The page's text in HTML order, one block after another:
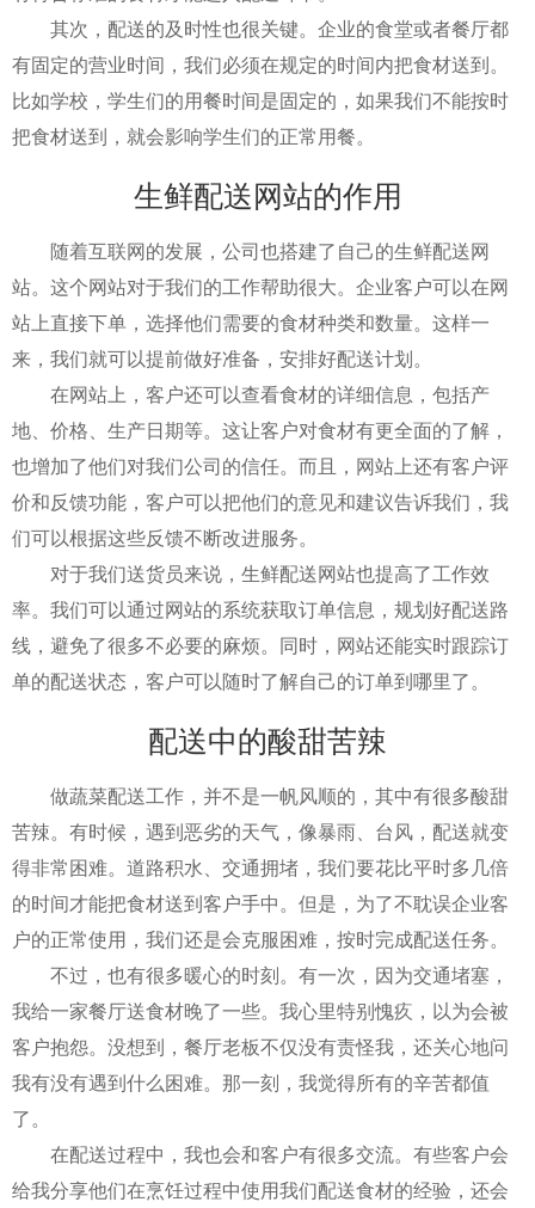
其次，配送的及时性也很关键。企业的食堂或者餐厅都
有固定的营业时间，我们必须在规定的时间内把食材送到。
比如学校，学生们的用餐时间是固定的，如果我们不能按时
把食材送到，就会影响学生们的正常用餐。
生鲜配送网站的作用
随着互联网的发展，公司也搭建了自己的生鲜配送网
站。这个网站对于我们的工作帮助很大。企业客户可以在网
站上直接下单，选择他们需要的食材种类和数量。这样一
来，我们就可以提前做好准备，安排好配送计划。
在网站上，客户还可以查看食材的详细信息，包括产
地、价格、生产日期等。这让客户对食材有更全面的了解，
也增加了他们对我们公司的信任。而且，网站上还有客户评
价和反馈功能，客户可以把他们的意见和建议告诉我们，我
们可以根据这些反馈不断改进服务。
对于我们送货员来说，生鲜配送网站也提高了工作效
率。我们可以通过网站的系统获取订单信息，规划好配送路
线，避免了很多不必要的麻烦。同时，网站还能实时跟踪订
单的配送状态，客户可以随时了解自己的订单到哪里了。
配送中的酸甜苦辣
做蔬菜配送工作，并不是一帆风顺的，其中有很多酸甜
苦辣。有时候，遇到恶劣的天气，像暴雨、台风，配送就变
得非常困难。道路积水、交通拥堵，我们要花比平时多几倍
的时间才能把食材送到客户手中。但是，为了不耽误企业客
户的正常使用，我们还是会克服困难，按时完成配送任务。
不过，也有很多暖心的时刻。有一次，因为交通堵塞，
我给一家餐厅送食材晚了一些。我心里特别愧疚，以为会被
客户抱怨。没想到，餐厅老板不仅没有责怪我，还关心地问
我有没有遇到什么困难。那一刻，我觉得所有的辛苦都值
了。
在配送过程中，我也会和客户有很多交流。有些客户会
给我分享他们在烹饪过程中使用我们配送食材的经验，还会